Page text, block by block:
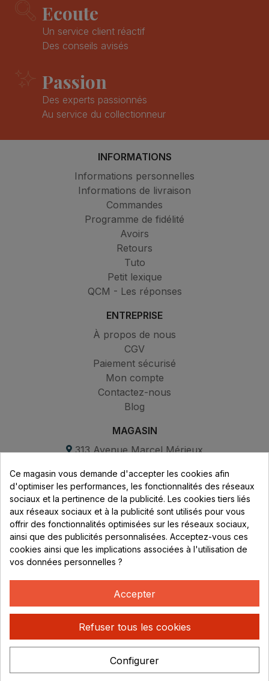
Ecoute
Un service client réactif
Des conseils avisés
Passion
Des experts passionnés
Au service du collectionneur
INFORMATIONS
Informations personnelles
Informations de livraison
Commandes
Programme de fidélité
Avoirs
Retours
Tuto
Petit lexique
QCM - Les réponses
ENTREPRISE
À propos de nous
CGV
Paiement sécurisé
Mon compte
Contactez-nous
Blog
MAGASIN
313 Avenue Marcel Mérieux
69530 Brignais
Lundi au vendredi :
8h - 16h
uniquement sur Rendez-vous
CONTACT
04 78 37 00 68
contact@rhonephilatelie.fr
Ce magasin vous demande d'accepter les cookies afin
d'optimiser les performances, les fonctionnalités des réseaux
sociaux et la pertinence de la publicité. Les cookies tiers liés
aux réseaux sociaux et à la publicité sont utilisés pour vous
offrir des fonctionnalités optimisées sur les réseaux sociaux,
ainsi que des publicités personnalisées. Acceptez-vous ces
cookies ainsi que les implications associées à l'utilisation de
vos données personnelles ?
Accepter
Refuser tous les cookies
Configurer